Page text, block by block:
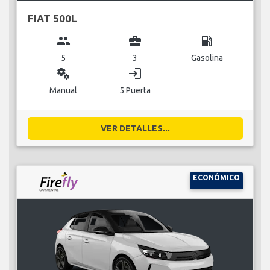
FIAT 500L
group
5
business_center
3
local_gas_station
Gasolina
miscellaneous_services
Manual
login
5 Puerta
VER DETALLES...
ECONÓMICO